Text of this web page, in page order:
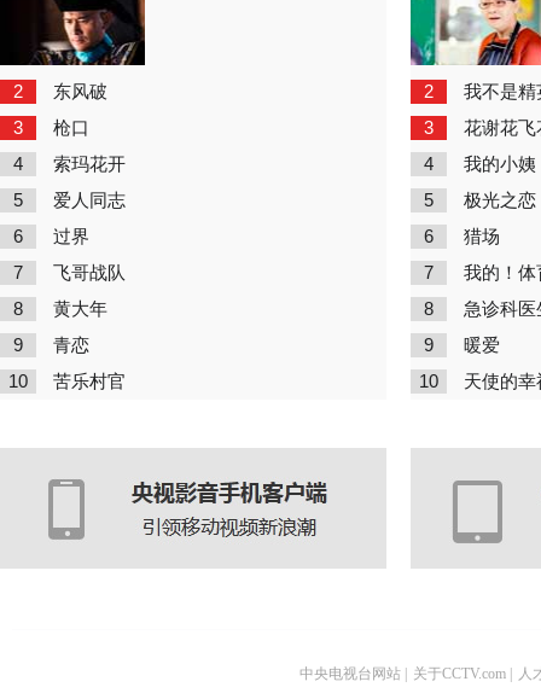
2 东风破
3 枪口
4 索玛花开
5 爱人同志
6 过界
7 飞哥战队
8 黄大年
9 青恋
10 苦乐村官
2 我不是精
3 花谢花飞
4 我的小姨
5 极光之恋
6 猎场
7 我的！体
8 急诊科医
9 暖爱
10 天使的幸
中央电视台网站 关于CCTV.com 人